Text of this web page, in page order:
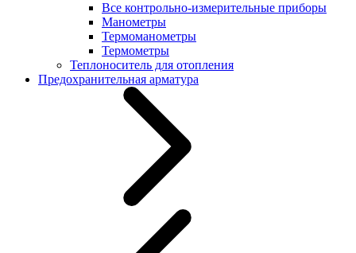
Все контрольно-измерительные приборы
Манометры
Термоманометры
Термометры
Теплоноситель для отопления
Предохранительная арматура